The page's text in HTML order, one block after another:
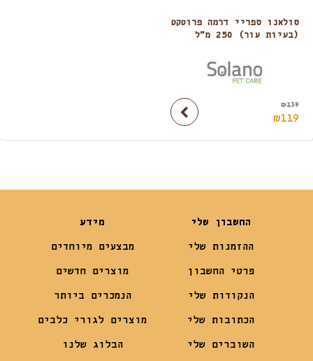
סולאנו ספריי דרמה פרוטקט
(בעיות עור) 250 מ”ל
₪139
₪119
החשבון שלי
ההזמנות שלי
פרטי החשבון
הנקודות שלי
הכתובות שלי
השוברים שלי
מידע
מבצעים מיוחדים
מוצרים חדשים
הנמכרים ביותר
מוצרים לגורי כלבים
הבלוג שלנו